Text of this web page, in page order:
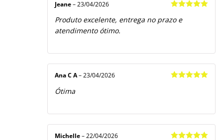
de 5
Jeane – 23/04/2026
Produto excelente, entrega no prazo e
atendimento ótimo.
Ana C A– 23/04/2026
Ótima
Michelle – 22/04/2026